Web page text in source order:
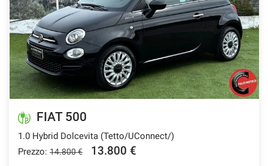
ASSISTENZA POST VENDITA
CONTATTI
NEWS
AREA COMMERCIANTI
FIAT 500
1.0 Hybrid Dolcevita (Tetto/UConnect/)
Prezzo: 14.800 € 13.800 €
tracciamento
che
adottiamo
per
offrire
le
funzionalità
e
svolgere
le
attività
di
seguito